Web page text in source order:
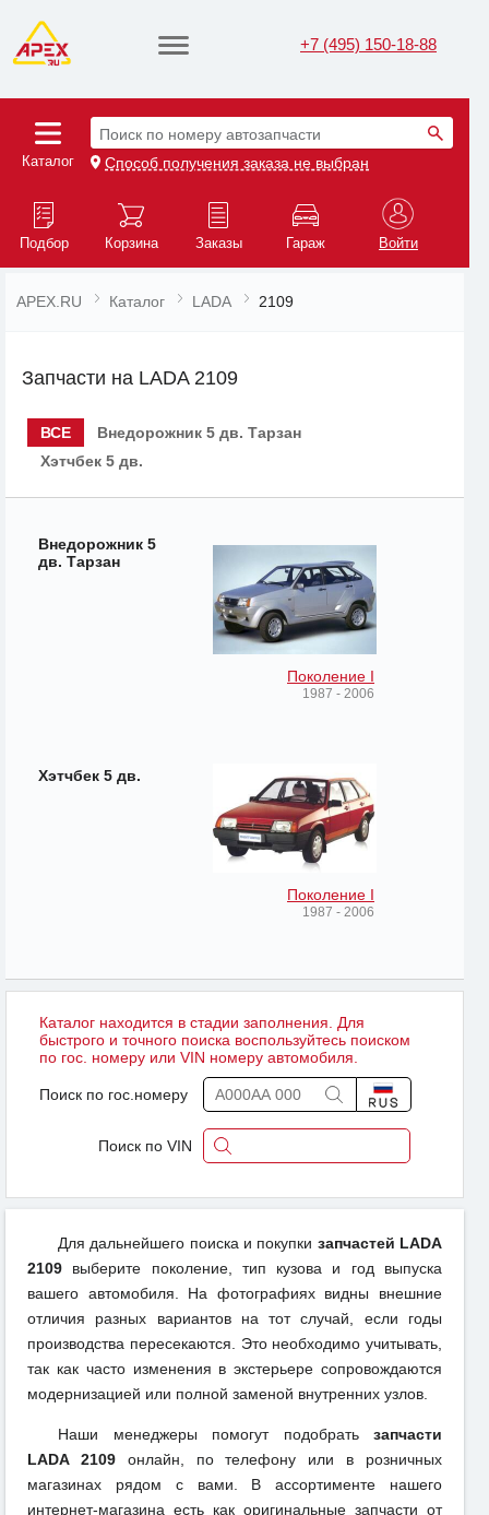
+7 (495) 150-18-88
Каталог
Поиск по номеру автозапчасти
Способ получения заказа не выбран
Подбор Корзина Заказы Гараж Войти
APEX.RU Каталог LADA 2109
Запчасти на LADA 2109
ВСЕ
Внедорожник 5 дв. Тарзан
Хэтчбек 5 дв.
Внедорожник 5
дв. Тарзан
Поколение I
1987 - 2006
Хэтчбек 5 дв.
Поколение I
1987 - 2006
Каталог находится в стадии заполнения. Для
быстрого и точного поиска воспользуйтесь поиском
по гос. номеру или VIN номеру автомобиля.
Поиск по гос.номеру
Поиск по VIN
Для дальнейшего поиска и покупки запчастей LADA
2109 выберите поколение, тип кузова и год выпуска
вашего автомобиля. На фотографиях видны внешние
отличия разных вариантов на тот случай, если годы
производства пересекаются. Это необходимо учитывать,
так как часто изменения в экстерьере сопровождаются
модернизацией или полной заменой внутренних узлов.
Наши менеджеры помогут подобрать запчасти
LADA 2109онлайн, по телефону или в розничных
магазинах рядом с вами. В ассортименте нашего
интернет-магазина есть как оригинальные запчасти от